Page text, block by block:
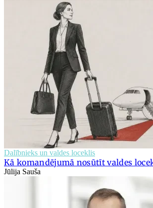
Dalībnieks un valdes loceklis
Kā komandējumā nosūtīt valdes
Jūlija Sauša